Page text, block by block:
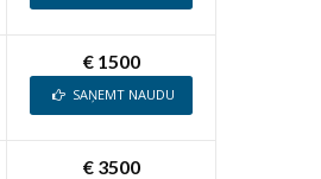
€ 1500
SAŅEMT NAUDU
€ 3500